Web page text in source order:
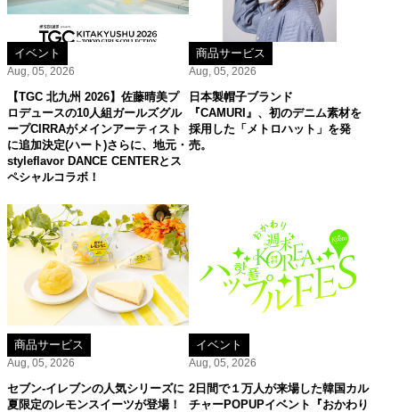
イベント
Aug, 05, 2026
【TGC 北九州 2026】佐藤晴美プ
ロデュースの10人組ガールズグル
ープCIRRAがメインアーティスト
に追加決定(ハート)さらに、地元・
styleflavor DANCE CENTERとス
ペシャルコラボ！
商品サービス
Aug, 05, 2026
日本製帽子ブランド
『CAMURI』、初のデニム素材を
採用した「メトロハット」を発
売。
商品サービス
Aug, 05, 2026
セブン‐イレブンの人気シリーズに
夏限定のレモンスイーツが登場！
イベント
Aug, 05, 2026
2日間で１万人が来場した韓国カル
チャーPOPUPイベント『おかわり